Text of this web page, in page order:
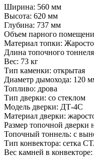
(ДТ-4С)
Стандарт
Ширина: 560 мм
Высота: 620 мм
Глубина: 737 мм
Объем парного
Материал топки:
Длина топочного
Вес: 73 кг
Тип каменки: открытая
Диаметр дымохода: 120
Топливо: дрова
Тип дверки: со стеклом
Модель дверки: ДТ-4С
Материал дверки:
Размер топочной
Топочный тоннель: с
Тип конвектора: сетка
Вес камней в конвекторе: